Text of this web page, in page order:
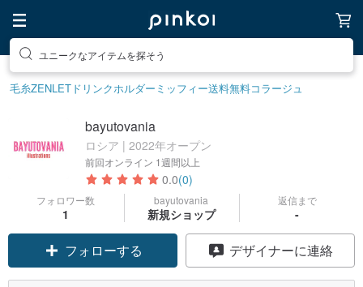
ユニークなアイテムを探そう
毛糸ZENLET ドリンクホルダー ミッフィー送料無料コラージュ
bayutovania
ロシア | 2022年オープン
前回オンライン 1週間以上
0.0(0)
フォロワー数
1
bayutovania
新規ショップ
返信まで
-
フォローする デザイナーに連絡